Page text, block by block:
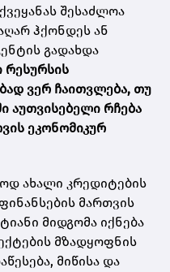
შესაძლოა
ჰქონდეს ან
გადახდა
რესურსის
ვერ ჩაითვლება, თუ
აუთვისებელი რჩება
ეკონომიკურ
ახალი კრედიტების
მართვის
მიდგომა იქნება
მზადყოფნის
მიწისა და